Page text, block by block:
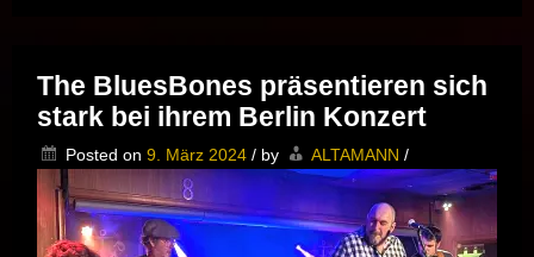
startet
ganz
groß
–
Wir
gratulieren!
The BluesBones präsentieren sich
stark bei ihrem Berlin Konzert
Posted on 9. März 2024 / by ALTAMANN /